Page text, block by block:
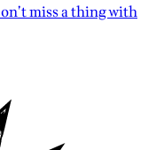
miss a thing with